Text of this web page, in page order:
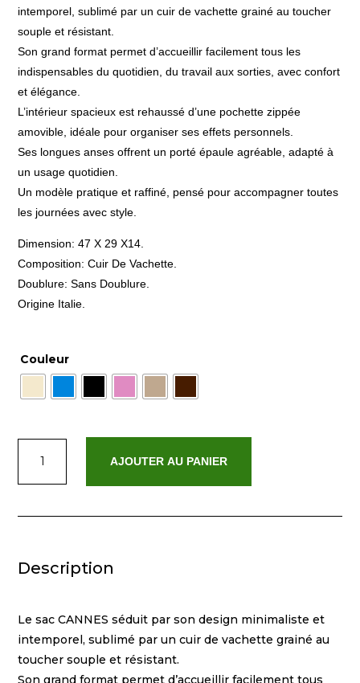
intemporel, sublimé par un cuir de vachette grainé au toucher
souple et résistant.
Son grand format permet d’accueillir facilement tous les
indispensables du quotidien, du travail aux sorties, avec confort
et élégance.
L’intérieur spacieux est rehaussé d’une pochette zippée
amovible, idéale pour organiser ses effets personnels.
Ses longues anses offrent un porté épaule agréable, adapté à
un usage quotidien.
Un modèle pratique et raffiné, pensé pour accompagner toutes
les journées avec style.
Dimension: 47 X 29 X14.
Composition: Cuir De Vachette.
Doublure: Sans Doublure.
Origine Italie.
Couleur
Cannes
AJOUTER AU PANIER
Description
Le sac CANNES séduit par son design minimaliste et
intemporel, sublimé par un cuir de vachette grainé au
toucher souple et résistant.
Son grand format permet d’accueillir facilement tous